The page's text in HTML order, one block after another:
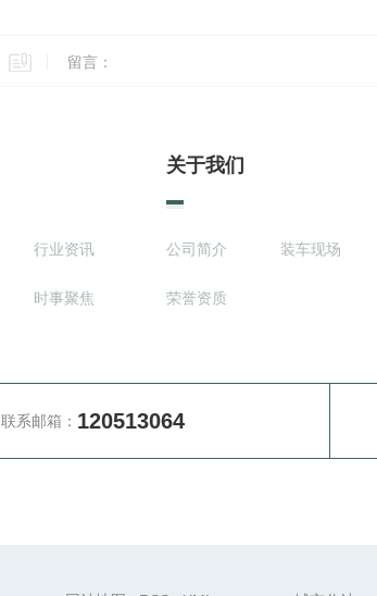
行业资讯
时事聚焦
关于我们
公司简介 装车现场
荣誉资质
联系邮箱： 120513064